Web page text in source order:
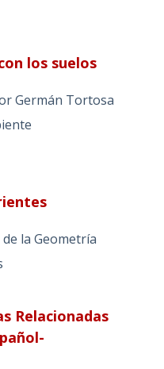
los suelos
Germán Tortosa
la Geometría
Relacionadas